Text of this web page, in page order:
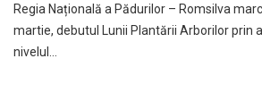
Regia Națională a Pădurilor – Romsilva
martie, debutul Lunii Plantării Arborilor prin
nivelul…